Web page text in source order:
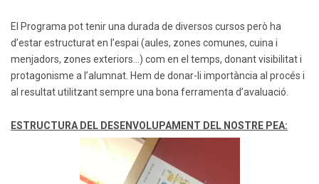
El Programa pot tenir una durada de diversos cursos però ha
d’estar estructurat en l’espai (aules, zones comunes, cuina i
menjadors, zones exteriors…) com en el temps, donant visibilitat i
protagonisme a l’alumnat. Hem de donar-li importància al procés i
al resultat utilitzant sempre una bona ferramenta d’avaluació.
ESTRUCTURA DEL DESENVOLUPAMENT DEL NOSTRE PEA: